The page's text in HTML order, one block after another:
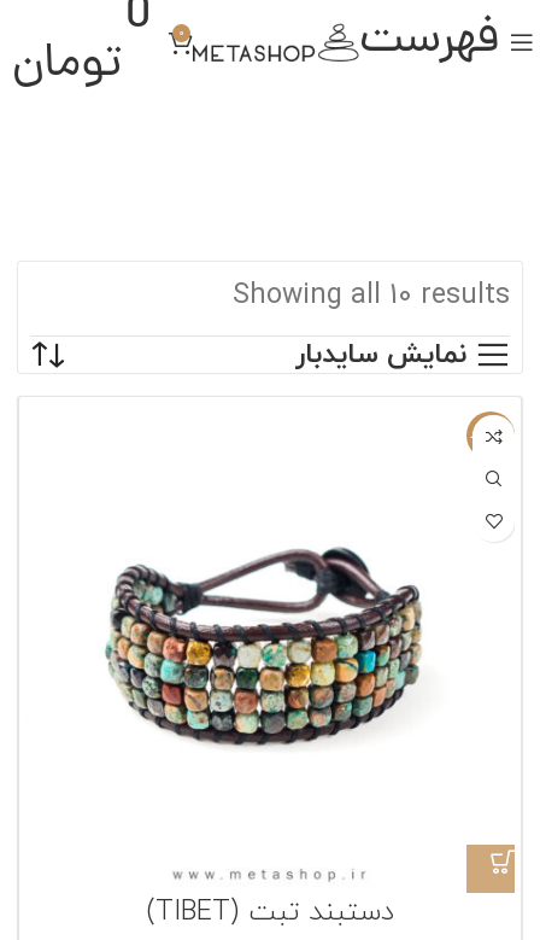
فهرست 0
0
تومان
Showing all 10 results
نمایش سایدبار
ناموجود
دستبند تبت (TIBET)